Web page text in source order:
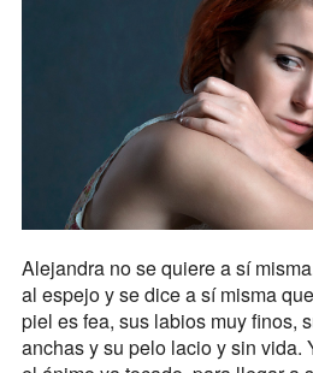
Alejandra no se quiere a sí
al espejo y se dice a sí misma
piel es fea, sus labios muy finos,
anchas y su pelo lacio y sin vida.